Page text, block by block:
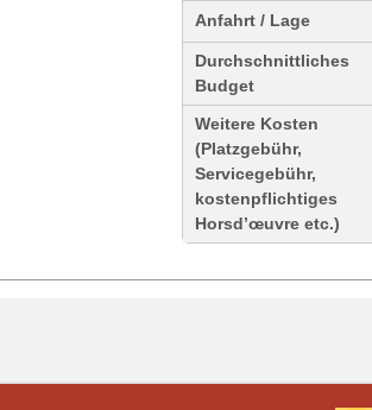
Anfahrt / Lage
Durchschnittliches
Budget
Weitere Kosten
(Platzgebühr,
Servicegebühr,
kostenpflichtiges
Horsd’œuvre etc.)